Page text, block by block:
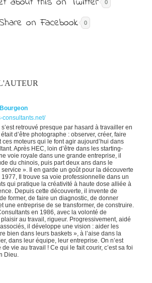
0
0
consultants.net/
retrouvé presque par hasard à travailler en
d’être photographe : observer, créer, faire
moteurs qui le font agir aujourd’hui dans
Après HEC, loin d’être dans les starting-
voie royale dans une grande entreprise, il
du chinois, puis part deux ans dans le
». Il en garde un goût pour la découverte
1977, Il trouve sa voie professionnelle dans un
qui pratique la créativité à haute dose alliée à
Depuis cette découverte, il invente de
former, de faire un diagnostic, de donner
une entreprise de se transformer, de construire.
en 1986, avec la volonté de
au travail, rigueur. Progressivement, aidé
il développe une vision : aider les
bien dans leurs baskets », à l’aise dans la
dans leur équipe, leur entreprise. On n’est
vie au travail ! Ce qui le fait courir, c’est sa foi
Dieu.